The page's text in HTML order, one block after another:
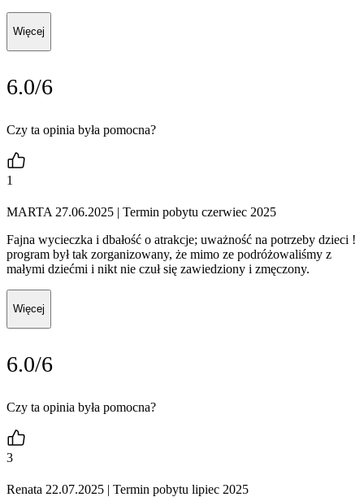
Więcej
6.0/6
Czy ta opinia była pomocna?
1
MARTA 27.06.2025 | Termin pobytu czerwiec 2025
Fajna wycieczka i dbałość o atrakcje; uważność na potrzeby dzieci !
program był tak zorganizowany, że mimo ze podróżowaliśmy z
małymi dziećmi i nikt nie czuł się zawiedziony i zmęczony.
Więcej
6.0/6
Czy ta opinia była pomocna?
3
Renata 22.07.2025 | Termin pobytu lipiec 2025